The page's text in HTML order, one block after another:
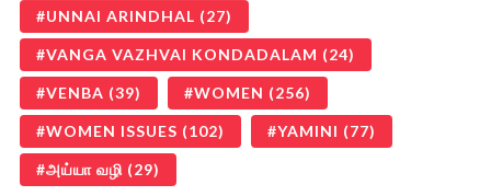
UNNAI ARINDHAL (27)
VANGA VAZHVAI KONDADALAM (24)
VENBA (39) WOMEN (256)
WOMEN ISSUES (102) YAMINI (77)
அய்யா வழி (29)